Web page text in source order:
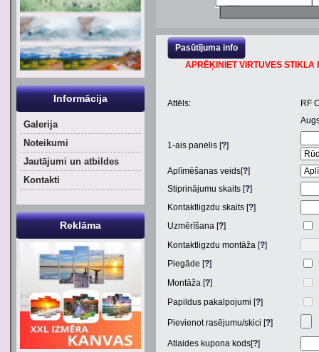
Pasūtījuma info
APRĒĶINIET VIRTUVES
Attēls:
RF
1-ais panelis [?]
Aplīmēšanas veids[?]
Stiprinājumu skaits [?]
Kontaktligzdu skaits [?]
Uzmērīšana [?]
Kontaktligzdu montāža [?]
Piegāde [?]
Montāža [?]
Papildus pakalpojumi [?]
Pievienot rasējumu/skici [?]
Atlaides kupona kods[?]
Informācija
Galerija
Noteikumi
Jautājumi un atbildes
Kontakti
Reklāma